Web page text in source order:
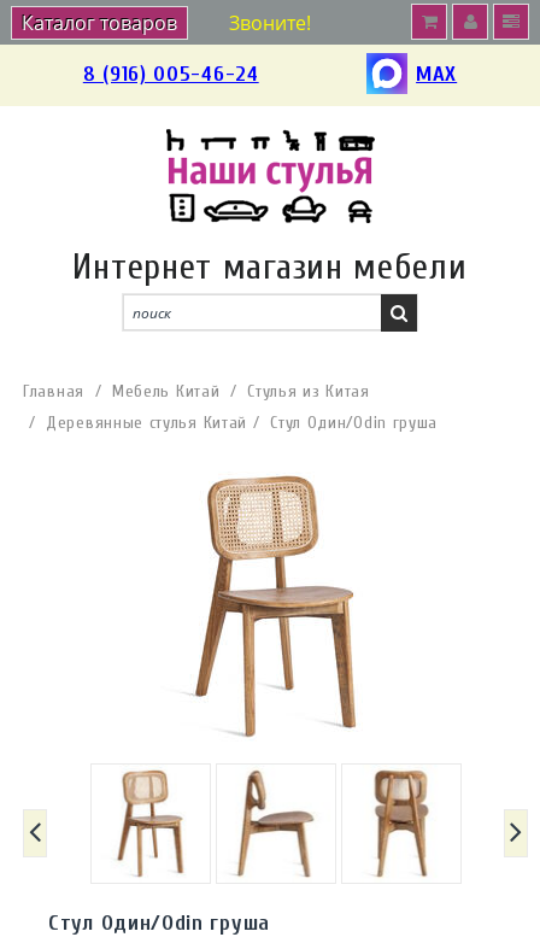
Звоните!
8 (916) 005-46-24 MAX
Интернет магазин мебели
Каталог товаров
Главная Мебель Китай
Стулья из Китая
Деревянные стулья Китай
Стул Один/Odin груша
Стул Один/Odin груша